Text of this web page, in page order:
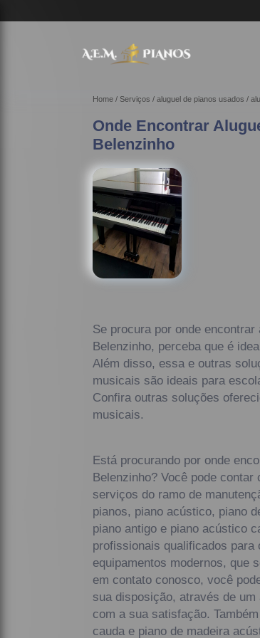
Home Serviços aluguel de pianos usados
Onde Encontrar
Belenzinho
Se procura por onde
Belenzinho, perceba que é
Além disso, essa e outras
musicais são ideais para
Confira outras soluções
musicais.
Está procurando por onde
Belenzinho? Você pode
serviços do ramo de
pianos, piano acústico, piano
piano antigo e piano acústico
profissionais qualificados
equipamentos modernos, que
em contato conosco, você
sua disposição, através de
com a sua satisfação.
cauda e piano de madeira